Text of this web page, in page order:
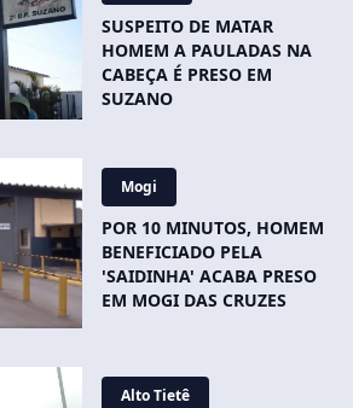
SUSPEITO DE MATAR
HOMEM A PAULADAS NA
CABEÇA É PRESO EM
SUZANO
Mogi
POR 10 MINUTOS, HOMEM
BENEFICIADO PELA
'SAIDINHA' ACABA PRESO
EM MOGI DAS CRUZES
Alto Tietê